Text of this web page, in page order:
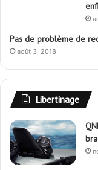
Pas de problème de
août 3, 2018
Libertinage